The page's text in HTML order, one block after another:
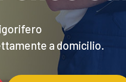
a domicilio.